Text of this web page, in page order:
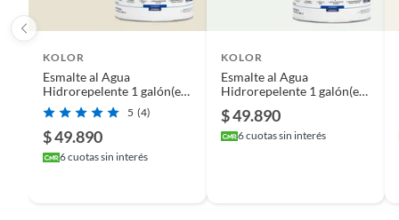
KOLOR
Esmalte al Agua
Hidrorepelente 1 galón(es)
Satinado Beige Livorno
5 (4)
$ 49.890
6cuotas sin interés
KOLOR
Esmalte al Agua
Hidrorepelente 1 galón(es)
$ 49.890
6cuotas sin interés